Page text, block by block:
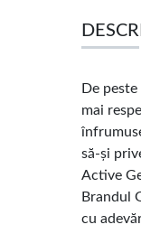
De
mai
să-și
Active
Brandul
cu